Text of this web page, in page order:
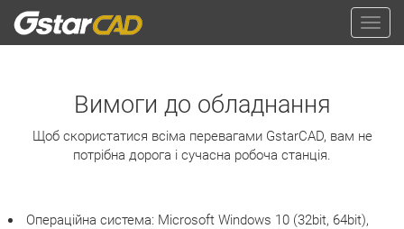
Вимоги до обладнання
Щоб скористатися всіма перевагами GstarCAD, вам не
потрібна дорога і сучасна робоча станція.
Операційна система: Microsoft Windows 10 (32bit, 64bit),